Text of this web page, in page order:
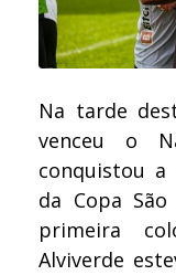
Na tarde
venceu o
conquistou a
da Copa
primeira
Alviverde